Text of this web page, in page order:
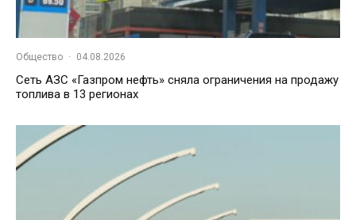
Общество · 04.08.2026
Сеть АЗС «Газпром нефть» сняла ограничения на продажу
топлива в 13 регионах